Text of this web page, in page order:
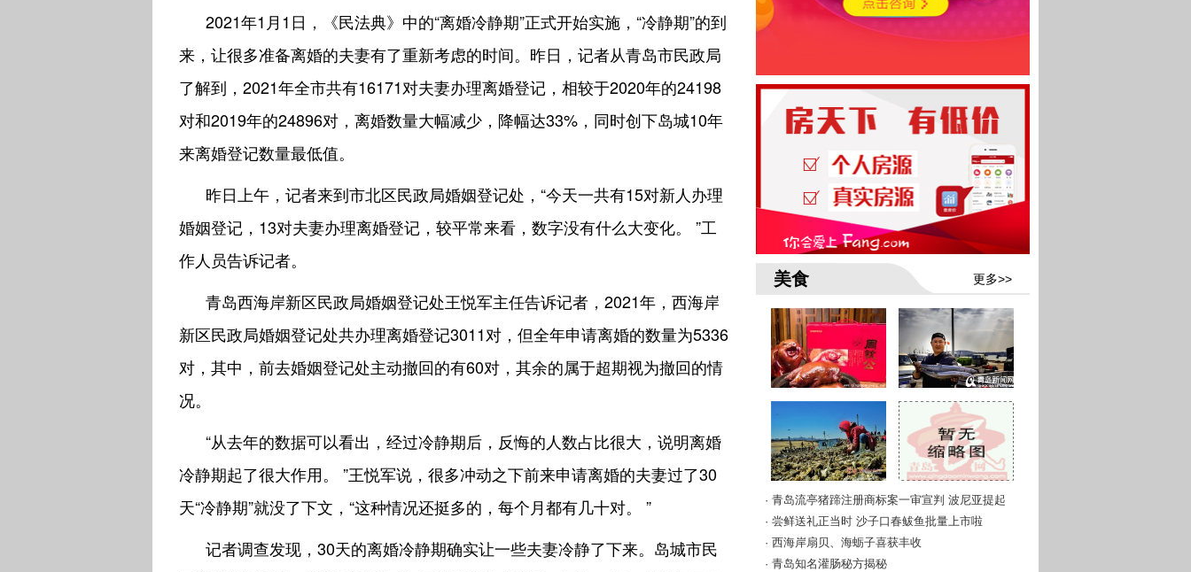
2021年1月1日，《民法典》中的“离婚冷静期”正式开始实施，“冷静期”的到
来，让很多准备离婚的夫妻有了重新考虑的时间。昨日，记者从青岛市民政局
了解到，2021年全市共有16171对夫妻办理离婚登记，相较于2020年的24198
对和2019年的24896对，离婚数量大幅减少，降幅达33%，同时创下岛城10年
来离婚登记数量最低值。
昨日上午，记者来到市北区民政局婚姻登记处，“今天一共有15对新人办理
婚姻登记，13对夫妻办理离婚登记，较平常来看，数字没有什么大变化。 ”工
作人员告诉记者。
青岛西海岸新区民政局婚姻登记处王悦军主任告诉记者，2021年，西海岸
新区民政局婚姻登记处共办理离婚登记3011对，但全年申请离婚的数量为5336
对，其中，前去婚姻登记处主动撤回的有60对，其余的属于超期视为撤回的情
况。
“从去年的数据可以看出，经过冷静期后，反悔的人数占比很大，说明离婚
冷静期起了很大作用。 ”王悦军说，很多冲动之下前来申请离婚的夫妻过了30
天“冷静期”就没了下文，“这种情况还挺多的，每个月都有几十对。 ”
记者调查发现，30天的离婚冷静期确实让一些夫妻冷静了下来。岛城市民
美食 更多>>
· 青岛流亭猪蹄注册商标案一审宣判 波尼亚提起
· 尝鲜送礼正当时 沙子口春鲅鱼批量上市啦
· 西海岸扇贝、海蛎子喜获丰收
· 青岛知名灌肠秘方揭秘